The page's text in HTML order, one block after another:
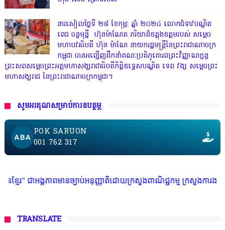
នារសៀលថ្ងៃទី ២៨ ខែកុម្ភៈ ឆ្នាំ ២០២៤ លោកជំទាវបណ្ឌិត
ពេជ ចន្ទមុន្នី ហ៊ុនម៉ាណែត ភរិយាដ៏ឧត្តុងឧត្តមរបស់ សម្តេច
មហាបវរធិបតី ហ៊ុន ម៉ាណែ នាយករដ្ឋមន្រ្តីនៃព្រះរាជាណាចក្រ
កម្ពុជា បានអញ្ជើញដឹកនាំគណៈប្រតិភូគោរពព្រះវិញ្ញាណក្ខន្ធ
ព្រះសពសម្តេចព្រះអគ្គមហាសង្ឃរាជាធិបតីកិត្តិឧទ្ទេសបណ្ឌិត ទេព វង្ស សម្តេចព្រះ
មហាសង្ឃរាជ នៃព្រះរាជាណាចក្រកម្ពុជា។
សូមអរគុណសម្រាប់ការឧបត្ថម្ភ
POK SARUON
001 762 317
នច្បាប់អនុញ្ញាតិដោយក្រសួងពាណិជ្ជកម្ម ក្រសួងការងារ ក្រសួងព័ត៌មាន * ក្រ
TRANSLATE